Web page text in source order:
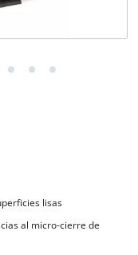
lisas
al micro-cierre de